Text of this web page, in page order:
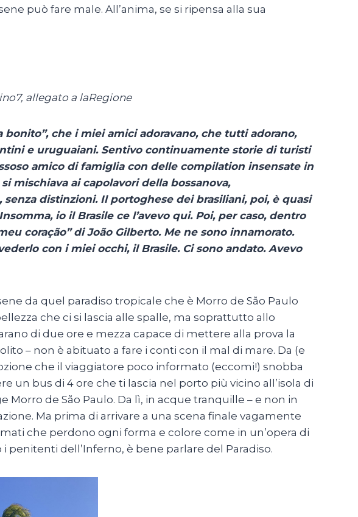
può fare male. All’anima, se si ripensa alla sua
allegato a laRegione
che i miei amici adoravano, che tutti adorano,
e uruguaiani. Sentivo continuamente storie di turisti
amico di famiglia con delle compilation insensate in
mischiava ai capolavori della bossanova,
distinzioni. Il portoghese dei brasiliani, poi, è quasi
io il Brasile ce l’avevo qui. Poi, per caso, dentro
coração” di João Gilberto. Me ne sono innamorato.
con i miei occhi, il Brasile. Ci sono andato. Avevo
da quel paradiso tropicale che è Morro de São Paulo
che ci si lascia alle spalle, ma soprattutto allo
di due ore e mezza capace di mettere alla prova la
– non è abituato a fare i conti con il mal di mare. Da (e
che il viaggiatore poco informato (eccomi!) snobba
un bus di 4 ore che ti lascia nel porto più vicino all’isola di
de São Paulo. Da lì, in acque tranquille – e non in
Ma prima di arrivare a una scena finale vagamente
che perdono ogni forma e colore come in un’opera di
penitenti dell’Inferno, è bene parlare del Paradiso.